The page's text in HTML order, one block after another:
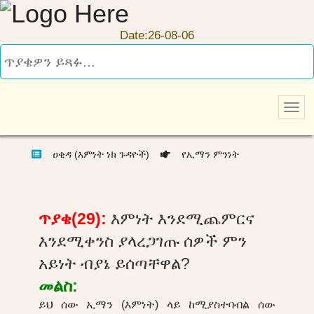
Date:26-08-06
ዐቂዳ (እምነት ነክ ጉዳዮች) የኢማን ምንነት
ጥያቄ(29): እምነት እንደሚጨምርና
እንደሚቀንስ ያላረጋገጡ ሰዎች ምን
አይነት ብያኔ ይሰጣቸዋል?
መልስ:
ይህ ሰው ኢማን (እምነት) ላይ ከሚያስተባብል ሰው